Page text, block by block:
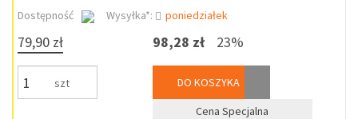
Dostępność
Wysyłka*: poniedziałek
79,90 zł
szt
98,28 zł 23%
DO KOSZYKA
Cena Specjalna